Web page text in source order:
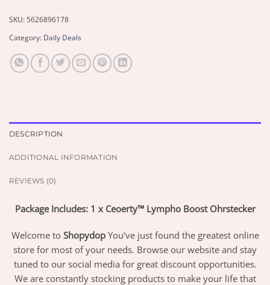
SKU: 5626896178
Category: Daily Deals
DESCRIPTION
ADDITIONAL INFORMATION
REVIEWS (0)
Package Includes: 1 x Ceoerty™ Lympho Boost Ohrstecker
Welcome to Shopydop You’ve just found the greatest online
store for most of your needs. Browse our website and stay
tuned to our social media for great discount opportunities.
We are constantly stocking products to make your life that